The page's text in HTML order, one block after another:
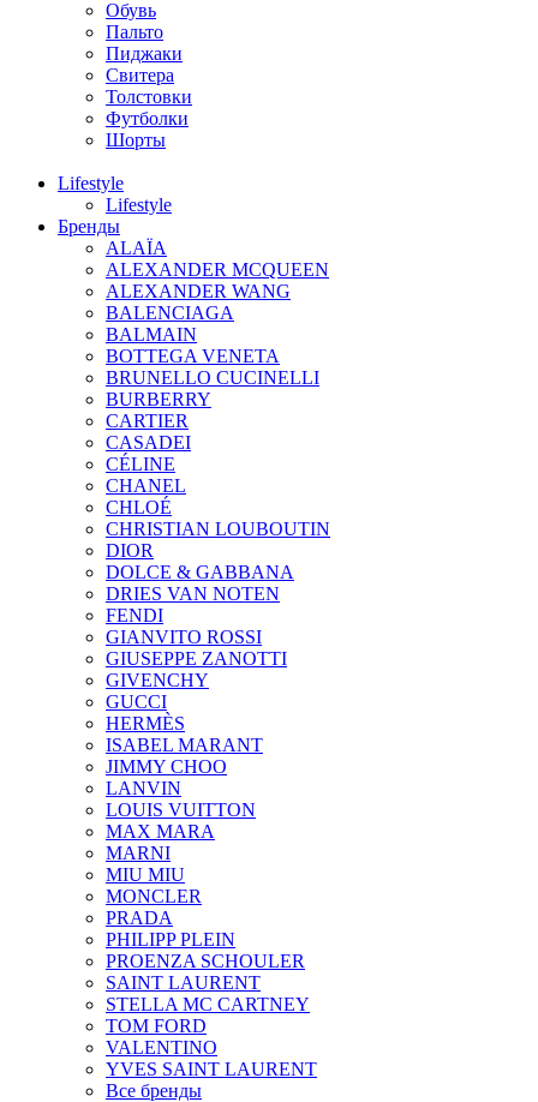
Обувь
Пальто
Пиджаки
Свитера
Толстовки
Футболки
Шорты
Lifestyle
Lifestyle
Бренды
ALAÏA
ALEXANDER MCQUEEN
ALEXANDER WANG
BALENCIAGA
BALMAIN
BOTTEGA VENETA
BRUNELLO CUCINELLI
BURBERRY
CARTIER
CASADEI
CÉLINE
CHANEL
CHLOÉ
CHRISTIAN LOUBOUTIN
DIOR
DOLCE & GABBANA
DRIES VAN NOTEN
FENDI
GIANVITO ROSSI
GIUSEPPE ZANOTTI
GIVENCHY
GUCCI
HERMÈS
ISABEL MARANT
JIMMY CHOO
LANVIN
LOUIS VUITTON
MAX MARA
MARNI
MIU MIU
MONCLER
PRADA
PHILIPP PLEIN
PROENZA SCHOULER
SAINT LAURENT
STELLA MC CARTNEY
TOM FORD
VALENTINO
YVES SAINT LAURENT
Все бренды